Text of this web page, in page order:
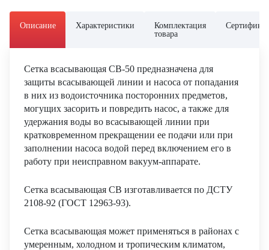
Описание Характеристики
Комплектация
товара
Сетка всасывающая СВ-50 предназначена для
защиты всасывающей линии и насоса от попадания
в них из водоисточника посторонних предметов,
могущих засорить и повредить насос, а также для
удержания воды во всасывающей линии при
кратковременном прекращении ее подачи или при
заполнении насоса водой перед включением его в
работу при неисправном вакуум-аппарате.
Сетка всасывающая СВ изготавливается по ДСТУ
2108-92 (ГОСТ 12963-93).
Сетка всасывающая может применяться в районах с
умеренным, холодном и тропическим климатом,